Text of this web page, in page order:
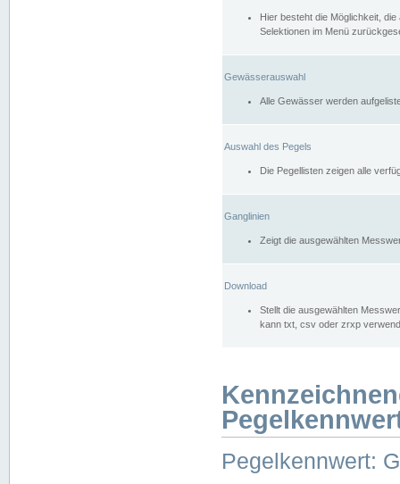
Hier besteht die Möglichkeit,
Selektionen im Menü
Gewässerauswahl
Alle Gewässer werden
Auswahl des Pegels
Die Pegellisten zeigen alle
Ganglinien
Zeigt die ausgewählten
Download
Stellt die ausgewählten
kann txt, csv oder zrxp
Pegelkennwert: